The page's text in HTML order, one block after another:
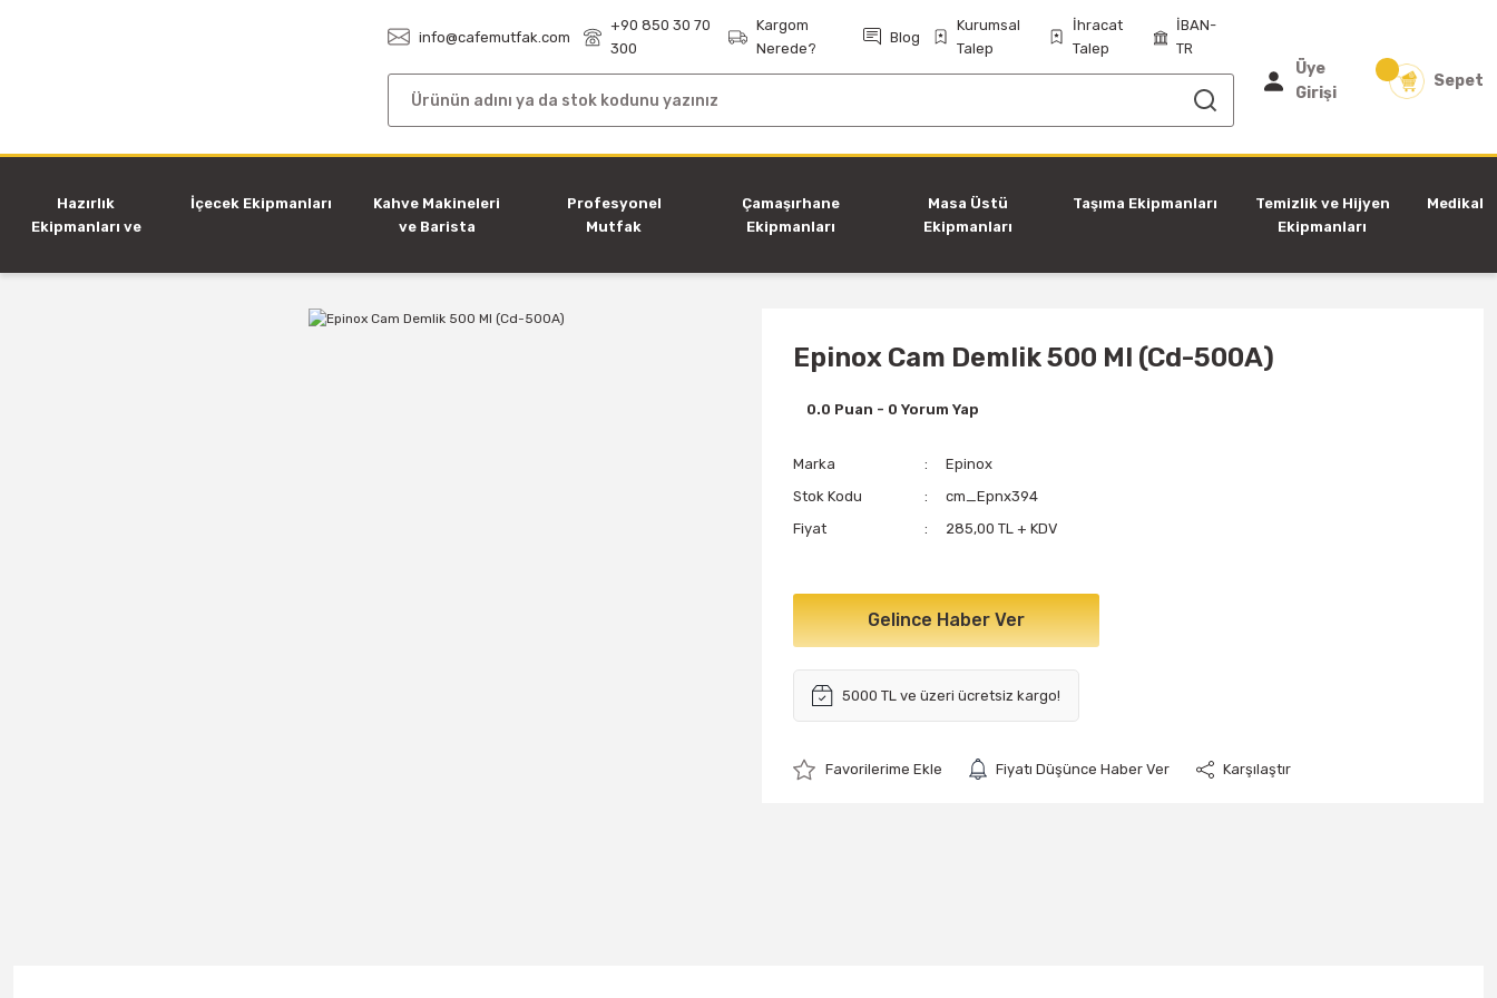
info@cafemutfak.com
+90 850 30 70
300
Kargom
Nerede?
Blog
Kurumsal
Talep
İhracat
Talep
İBAN-
TR
Üye
Girişi
Sepet
Hazırlık
Ekipmanları ve
İçecek Ekipmanları
Kahve Makineleri
ve Barista
Profesyonel
Mutfak
Çamaşırhane
Ekipmanları
Masa Üstü
Ekipmanları
Taşıma Ekipmanları
Temizlik ve Hijyen
Ekipmanları
Medikal
Epinox Cam Demlik 500 Ml (Cd-500A)
0.0 Puan - 0 Yorum Yap
Marka
Epinox
Stok Kodu
cm_Epnx394
Fiyat
285,00 TL + KDV
Gelince Haber Ver
5000 TL ve üzeri ücretsiz kargo!
Fiyatı Düşünce Haber Ver Karşılaştır